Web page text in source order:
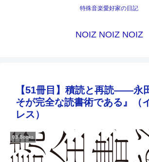
特殊音楽愛好家の日記
NOIZ NOIZ NOIZ
【51冊目】積読と再読――永
そが完全な読書術である』（
レス）
03 Books